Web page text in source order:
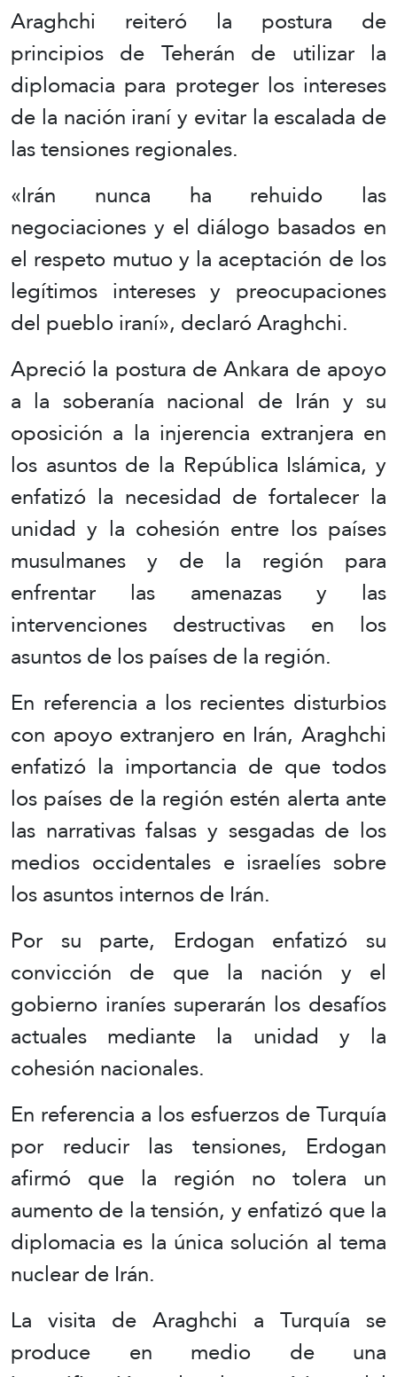
Araghchi reiteró la postura de
principios de Teherán de utilizar la
diplomacia para proteger los intereses
de la nación iraní y evitar la escalada de
las tensiones regionales.
«Irán nunca ha rehuido las
negociaciones y el diálogo basados en
el respeto mutuo y la aceptación de los
legítimos intereses y preocupaciones
del pueblo iraní», declaró Araghchi.
Apreció la postura de Ankara de apoyo
a la soberanía nacional de Irán y su
oposición a la injerencia extranjera en
los asuntos de la República Islámica, y
enfatizó la necesidad de fortalecer la
unidad y la cohesión entre los países
musulmanes y de la región para
enfrentar las amenazas y las
intervenciones destructivas en los
asuntos de los países de la región.
En referencia a los recientes disturbios
con apoyo extranjero en Irán, Araghchi
enfatizó la importancia de que todos
los países de la región estén alerta ante
las narrativas falsas y sesgadas de los
medios occidentales e israelíes sobre
los asuntos internos de Irán.
Por su parte, Erdogan enfatizó su
convicción de que la nación y el
gobierno iraníes superarán los desafíos
actuales mediante la unidad y la
cohesión nacionales.
En referencia a los esfuerzos de Turquía
por reducir las tensiones, Erdogan
afirmó que la región no tolera un
aumento de la tensión, y enfatizó que la
diplomacia es la única solución al tema
nuclear de Irán.
La visita de Araghchi a Turquía se
produce en medio de una